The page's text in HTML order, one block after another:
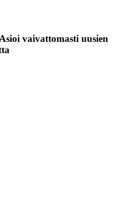
Asioi vaivattomasti uusien